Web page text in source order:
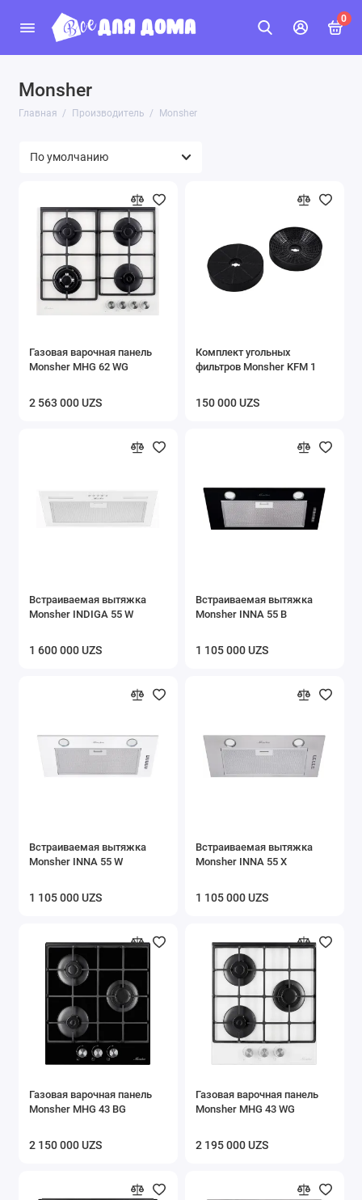
0
Monsher
Главная Производитель Monsher
Газовая варочная панель
Monsher MHG 62 WG
2 563 000 UZS
Комплект угольных
фильтров Monsher KFM 1
150 000 UZS
Встраиваемая вытяжка
Monsher INDIGA 55 W
1 600 000 UZS
Встраиваемая вытяжка
Monsher INNA 55 B
1 105 000 UZS
Встраиваемая вытяжка
Monsher INNA 55 W
1 105 000 UZS
Встраиваемая вытяжка
Monsher INNA 55 X
1 105 000 UZS
Газовая варочная панель
Monsher MHG 43 BG
2 150 000 UZS
Газовая варочная панель
Monsher MHG 43 WG
2 195 000 UZS